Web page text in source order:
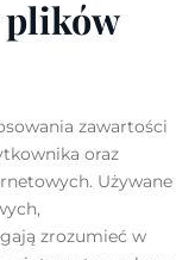
plików
zawartości
oraz
Używane
zrozumieć w